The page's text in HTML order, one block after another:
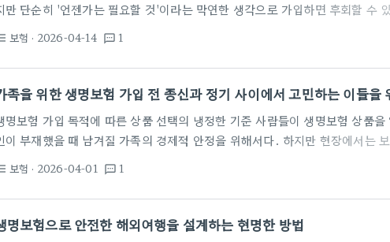
만 단순히 '언젠가는 필요할 것'이라는 막연한 생각으로 가입하면 후회할 수
는 것이 중요합니다. 생명보험, 이런 시점에 더욱 필요합니다 결혼을 하거나 자
생긴 시점은 생명보험 가입을 진지하게 고려해야 할 때입니다. 특히 외벌이
사망은 가족 전체의 생계에 치명적인 영향을 줄 수 있습니다. 이때 가입한
보험 · 2026-04-14 textsms 1
족을 위한 생명보험 가입 전 종신과 정기 사이에서 고민하는 이들을
명보험 가입 목적에 따른 상품 선택의 냉정한 기준 사람들이 생명보험 상품
이 부재했을 때 남겨질 가족의 경제적 안정을 위해서다. 하지만 현장에서는 보
자녀가 성인이 되기 전까지의 집중 보장이 핵심인데 이를 간과하고 무조건 죽어
을 지불하는 식이다. 매달 나가는 비용이 부담스러워지면 결국 가장 먼저 해
역이다. 장기적인 유지가 필수적인 상품인 만큼 본인의 현재 가용…
보험 · 2026-04-01 textsms 1
명보험으로 안전한 해외여행을 설계하는 현명한 방법